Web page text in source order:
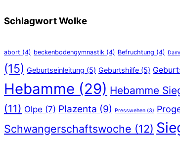
Schlagwort Wolke
abort (4) beckenbodengymnastik (4) Befruchtung (4)
(15) Geburtseinleitung (5) Geburtshilfe (5)
Hebamme (29) Hebamme
(11) Olpe (7) Plazenta (9) Presswehen (3)
Schwangerschaftswoche (12)